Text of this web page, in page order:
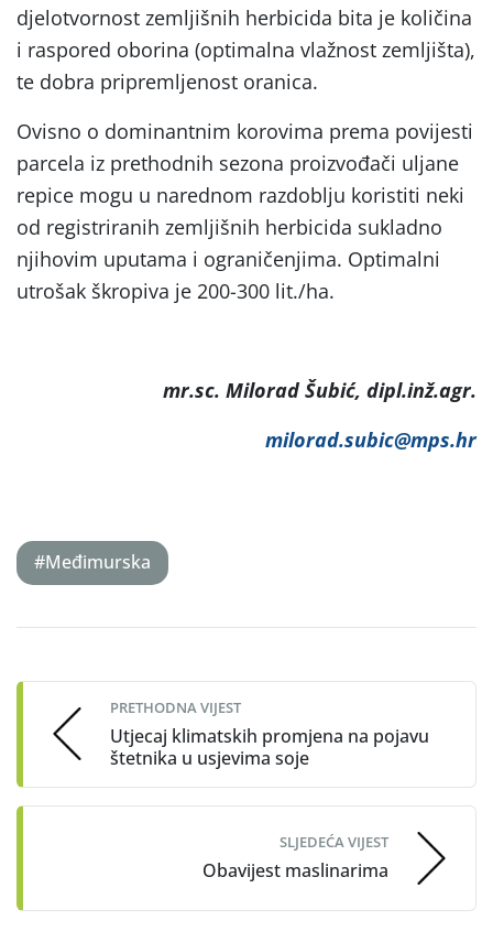
djelotvornost zemljišnih herbicida bita je količina
i raspored oborina (optimalna vlažnost zemljišta),
te dobra pripremljenost oranica.
Ovisno o dominantnim korovima prema povijesti
parcela iz prethodnih sezona proizvođači uljane
repice mogu u narednom razdoblju koristiti neki
od registriranih zemljišnih herbicida sukladno
njihovim uputama i ograničenjima. Optimalni
utrošak škropiva je 200-300 lit./ha.
mr.sc. Milorad Šubić, dipl.inž.agr.
milorad.subic@mps.hr
#Međimurska
navigation
PRETHODNA VIJEST
Utjecaj klimatskih promjena na pojavu
štetnika u usjevima soje
SLJEDEĆA VIJEST
Obavijest maslinarima